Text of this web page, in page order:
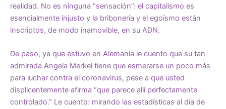
realidad. No es ninguna “sensación”: el capitalismo es
esencialmente injusto y la bribonería y el egoísmo están
inscriptos, de modo inamovible, en su ADN.
De paso, ya que estuvo en Alemania le cuento que su tan
admirada Angela Merkel tiene que esmerarse un poco más
para luchar contra el coronavirus, pese a que usted
displicentemente afirma “que parece allí perfectamente
controlado.” Le cuento: mirando las estadísticas al día de